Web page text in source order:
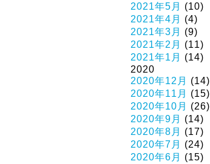
2021年5月
(10)
2021年4月
(4)
2021年3月
(9)
2021年2月
(11)
2021年1月
(14)
2020
2020年12月
(14)
2020年11月
(15)
2020年10月
(26)
2020年9月
(14)
2020年8月
(17)
2020年7月
(24)
2020年6月
(15)